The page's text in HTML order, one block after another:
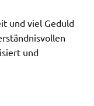
und viel Geduld
und